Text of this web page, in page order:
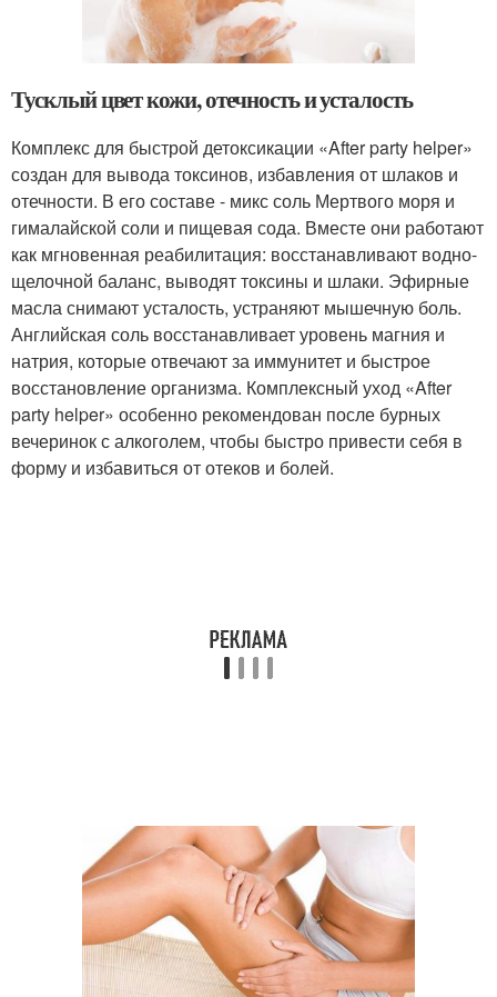
Тусклый цвет кожи, отечность и усталость
Комплекс для быстрой детоксикации «After party helper»
создан для вывода токсинов, избавления от шлаков и
отечности. В его составе - микс соль Мертвого моря и
гималайской соли и пищевая сода. Вместе они работают
как мгновенная реабилитация: восстанавливают водно-
щелочной баланс, выводят токсины и шлаки. Эфирные
масла снимают усталость, устраняют мышечную боль.
Английская соль восстанавливает уровень магния и
натрия, которые отвечают за иммунитет и быстрое
восстановление организма. Комплексный уход «After
party helper» особенно рекомендован после бурных
вечеринок с алкоголем, чтобы быстро привести себя в
форму и избавиться от отеков и болей.